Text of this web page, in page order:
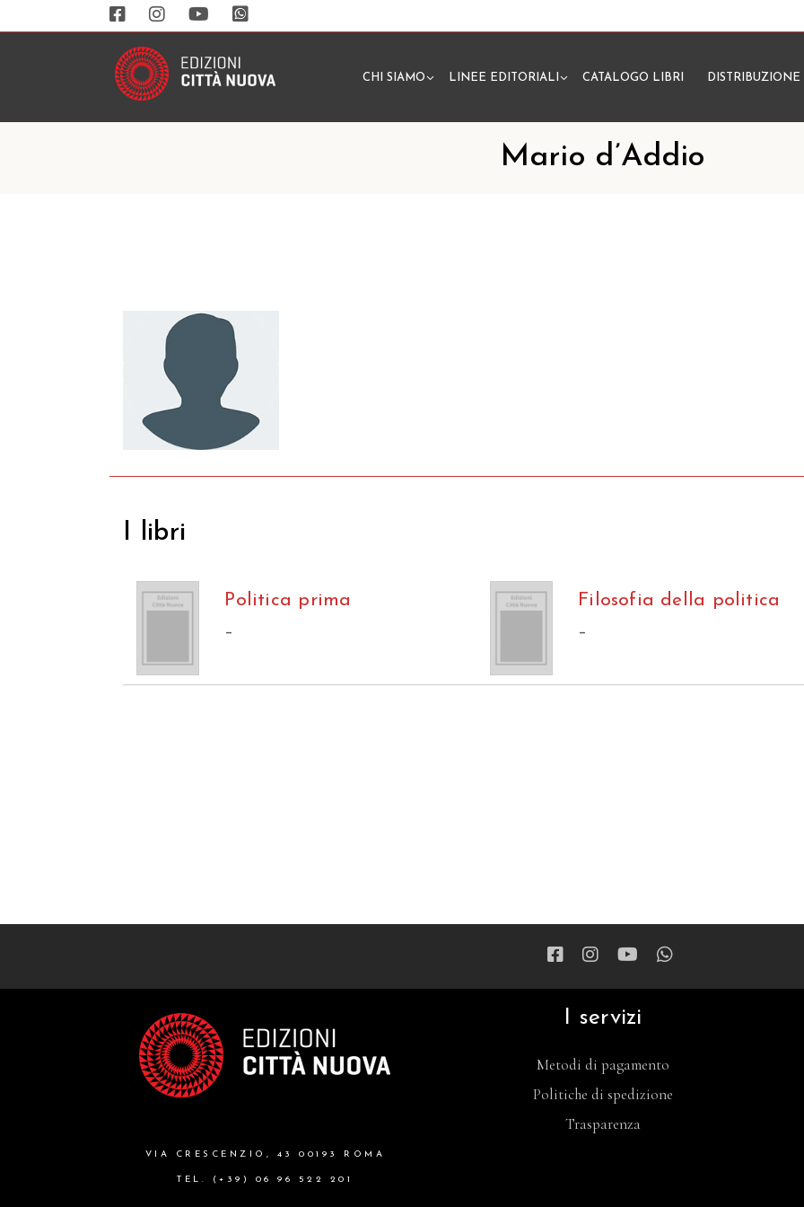
CHI SIAMO LINEE EDITORIALI CATALOGO LIBRI DISTRIBUZIONE
Mario d’Addio
I libri
Politica prima
–
Filosofia della politica
–
VIA CRESCENZIO, 43 00193 ROMA
TEL. (+39) 06 96 522 201
I servizi
Metodi di pagamento
Politiche di spedizione
Trasparenza